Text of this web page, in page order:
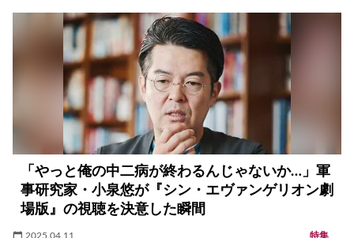
「やっと俺の中二病が終わるんじゃないか…」軍
事研究家・小泉悠が『シン・エヴァンゲリオン劇
場版』の視聴を決意した瞬間
2025.04.11 特集